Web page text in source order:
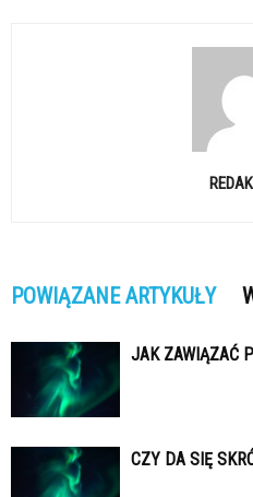
POWIĄZANE ARTYKUŁY
JAK ZAWIĄZAĆ
CZY DA SIĘ